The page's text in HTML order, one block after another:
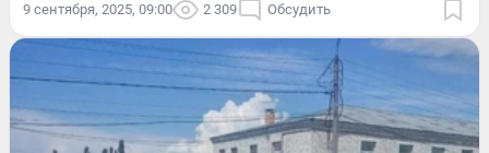
9 сентября, 2025, 09:00 2 309 Обсудить